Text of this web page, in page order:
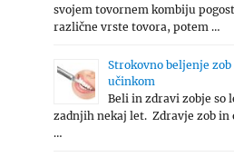
svojem tovornem kombiju
različne vrste tovora, potem …
Strokovno beljenje
učinkom
Beli in zdravi zobje so
zadnjih nekaj let. Zdravje zob in
…